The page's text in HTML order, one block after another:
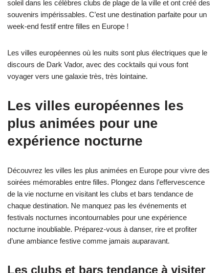
soleil dans les célèbres clubs de plage de la ville et ont créé des
souvenirs impérissables. C’est une destination parfaite pour un
week-end festif entre filles en Europe !
Les villes européennes où les nuits sont plus électriques que le
discours de Dark Vador, avec des cocktails qui vous font
voyager vers une galaxie très, très lointaine.
Les villes européennes les
plus animées pour une
expérience nocturne
Découvrez les villes les plus animées en Europe pour vivre des
soirées mémorables entre filles. Plongez dans l’effervescence
de la vie nocturne en visitant les clubs et bars tendance de
chaque destination. Ne manquez pas les événements et
festivals nocturnes incontournables pour une expérience
nocturne inoubliable. Préparez-vous à danser, rire et profiter
d’une ambiance festive comme jamais auparavant.
Les clubs et bars tendance à visiter